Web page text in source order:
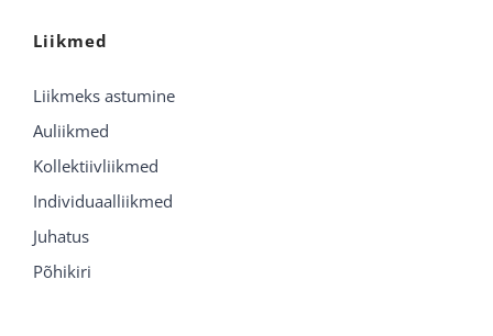
Liikmed
Liikmeks astumine
Auliikmed
Kollektiivliikmed
Individuaalliikmed
Juhatus
Põhikiri